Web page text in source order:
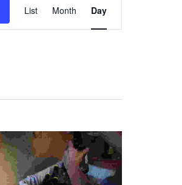
Views
List Month Day